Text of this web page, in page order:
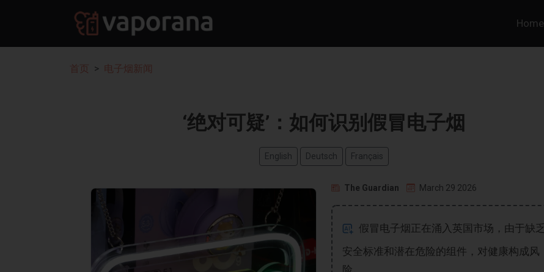
Home
首页 电子烟新闻
‘绝对可疑’：如何识别假冒电子烟
English Deutsch Français
The Guardian March 29 2026
假冒电子烟正在涌入英国市场，由于缺乏
安全标准和潜在危险的组件，对健康构成风